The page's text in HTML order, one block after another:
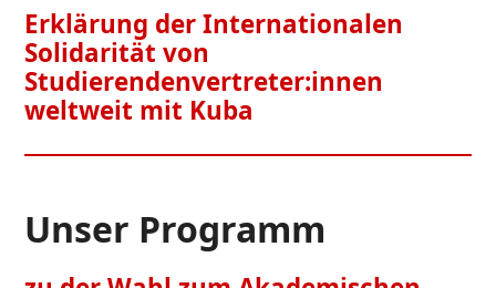
Erklärung der Internationalen
Solidarität von
Studierendenvertreter:innen
weltweit mit Kuba
Unser Programm